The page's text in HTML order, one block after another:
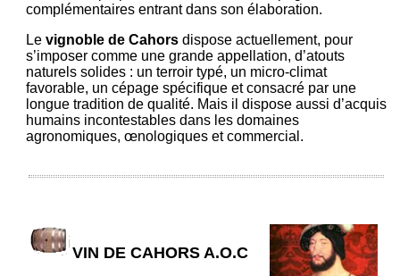
complémentaires entrant dans son élaboration.
Le vignoble de Cahors dispose actuellement, pour
s’imposer comme une grande appellation, d’atouts
naturels solides : un terroir typé, un micro-climat
favorable, un cépage spécifique et consacré par une
longue tradition de qualité. Mais il dispose aussi d’acquis
humains incontestables dans les domaines
agronomiques, œnologiques et commercial.
VIN DE CAHORS A.O.C